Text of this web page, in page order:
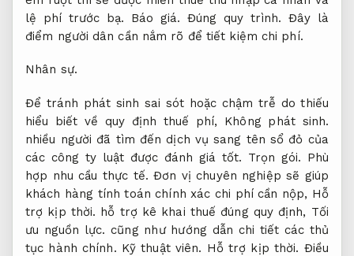
lệ phí trước bạ. Báo giá. Đúng quy trình. Đây là
điểm người dân cần nắm rõ để tiết kiệm chi phí.
Nhân sự.
Để tránh phát sinh sai sót hoặc chậm trễ do thiếu
hiểu biết về quy định thuế phí, Không phát sinh.
nhiều người đã tìm đến dịch vụ sang tên sổ đỏ của
các công ty luật được đánh giá tốt. Trọn gói. Phù
hợp nhu cầu thực tế. Đơn vị chuyên nghiệp sẽ giúp
khách hàng tính toán chính xác chi phí cần nộp, Hỗ
trợ kịp thời. hỗ trợ kê khai thuế đúng quy định, Tối
ưu nguồn lực. cũng như hướng dẫn chi tiết các thủ
tục hành chính. Kỹ thuật viên. Hỗ trợ kịp thời. Điều